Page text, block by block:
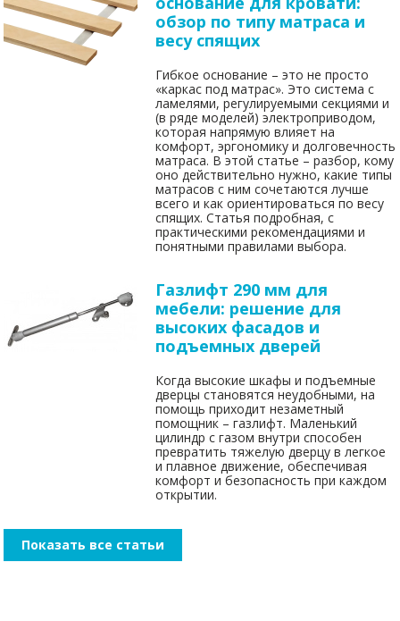
обзор по типу матраса и
весу спящих
Гибкое основание – это не просто
«каркас под матрас». Это система с
ламелями, регулируемыми секциями и
(в ряде моделей) электроприводом,
которая напрямую влияет на
комфорт, эргономику и долговечность
матраса. В этой статье – разбор, кому
оно действительно нужно, какие типы
матрасов с ним сочетаются лучше
всего и как ориентироваться по весу
спящих. Статья подробная, с
практическими рекомендациями и
понятными правилами выбора.
Газлифт 290 мм для
мебели: решение для
высоких фасадов и
подъемных дверей
Когда высокие шкафы и подъемные
дверцы становятся неудобными, на
помощь приходит незаметный
помощник – газлифт. Маленький
цилиндр с газом внутри способен
превратить тяжелую дверцу в легкое
и плавное движение, обеспечивая
комфорт и безопасность при каждом
открытии.
Показать все статьи